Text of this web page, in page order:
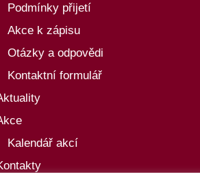
Podmínky přijetí
Akce k zápisu
Otázky a odpovědi
Kontaktní formulář
Kalendář akcí